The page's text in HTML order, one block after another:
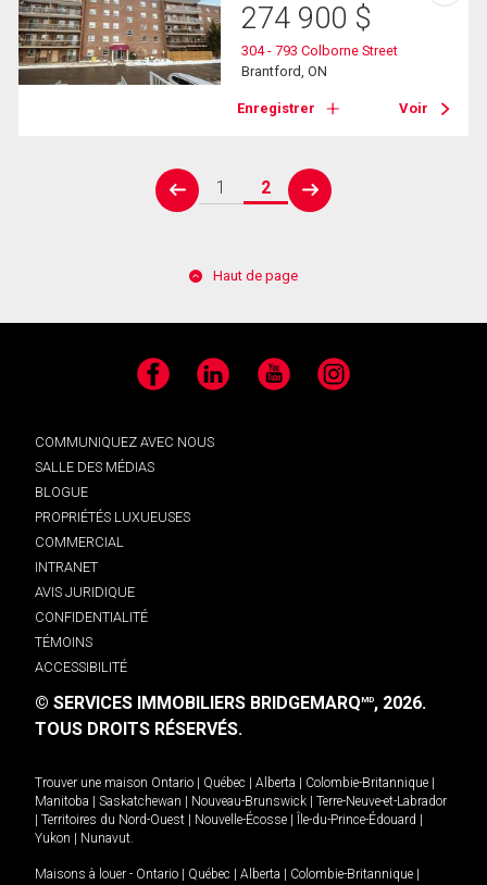
274 900 $
304 - 793 Colborne Street
Brantford, ON
Enregistrer Voir
prev
1 2
next
Haut de page
Facebook LinkedIn YouTube Instagram
COMMUNIQUEZ AVEC NOUS
SALLE DES MÉDIAS
BLOGUE
PROPRIÉTÉS LUXUEUSES
COMMERCIAL
INTRANET
AVIS JURIDIQUE
CONFIDENTIALITÉ
TÉMOINS
ACCESSIBILITÉ
© SERVICES IMMOBILIERS BRIDGEMARQMD, 2026.
TOUS DROITS RÉSERVÉS.
Trouver une maison Ontario Québec Alberta Colombie-Britannique
Manitoba
Saskatchewan Nouveau-Brunswick
Terre-Neuve-et-Labrador
Territoires du Nord-Ouest Nouvelle-Écosse Île-du-Prince-Édouard
Yukon
Nunavut.
Maisons à louer - Ontario Québec Alberta Colombie-Britannique